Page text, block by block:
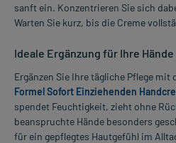
sanft ein. Konzentrieren Sie sich
Warten Sie kurz, bis die Creme
Ideale Ergänzung für Ihre Hände
Ergänzen Sie Ihre tägliche Pflege mit
Formel Sofort Einziehenden
spendet Feuchtigkeit, zieht ohne
beanspruchte Hände besonders
für ein gepflegtes Hautgefühl im